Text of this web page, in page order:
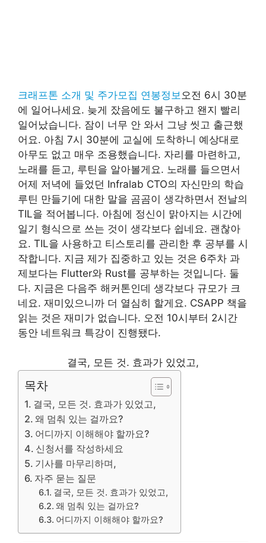
크래프톤 소개 및 주가모집 연봉정보 오전 6시 30분
에 일어나세요. 늦게 잤음에도 불구하고 왠지 빨리
일어났습니다. 잠이 너무 안 와서 그냥 씻고 출근했
어요. 아침 7시 30분에 교실에 도착하니 예상대로
아무도 없고 매우 조용했습니다. 자리를 마련하고,
노래를 듣고, 루틴을 알아볼게요. 노래를 들으면서
어제 저녁에 들었던 Infralab CTO의 자신만의 학습
루틴 만들기에 대한 말을 곰곰이 생각하면서 전날의
TIL을 적어봅니다. 아침에 정신이 맑아지는 시간에
일기 형식으로 쓰는 것이 생각보다 쉽네요. 괜찮아
요. TIL을 사용하고 티스토리를 관리한 후 공부를 시
작합니다. 지금 제가 집중하고 있는 것은 6주차 과
제보다는 Flutter와 Rust를 공부하는 것입니다. 둘
다. 지금은 다음주 해커톤인데 생각보다 규모가 크
네요. 재미있으니까 더 열심히 할게요. CSAPP 책을
읽는 것은 재미가 없습니다. 오전 10시부터 2시간
동안 네트워크 특강이 진행됐다.
결국, 모든 것. 효과가 있었고,
목차
결국, 모든 것. 효과가 있었고,
왜 멈춰 있는 걸까요?
어디까지 이해해야 할까요?
신청서를 작성하세요
기사를 마무리하며,
자주 묻는 질문
결국, 모든 것. 효과가 있었고,
왜 멈춰 있는 걸까요?
어디까지 이해해야 할까요?